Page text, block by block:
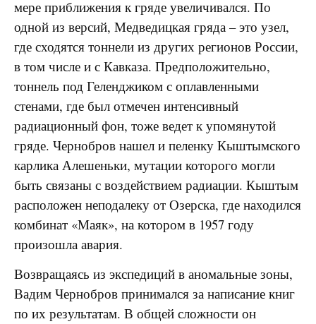
мере приближения к гряде увеличивался. По
одной из версий, Медведицкая гряда – это узел,
где сходятся тоннели из других регионов России,
в том числе и с Кавказа. Предположительно,
тоннель под Геленджиком с оплавленными
стенами, где был отмечен интенсивный
радиационный фон, тоже ведет к упомянутой
гряде. Чернобров нашел и пеленку Кыштымского
карлика Алешеньки, мутации которого могли
быть связаны с воздействием радиации. Кыштым
расположен неподалеку от Озерска, где находился
комбинат «Маяк», на котором в 1957 году
произошла авария.
Возвращаясь из экспедиций в аномальные зоны,
Вадим Чернобров принимался за написание книг
по их результатам. В общей сложности он